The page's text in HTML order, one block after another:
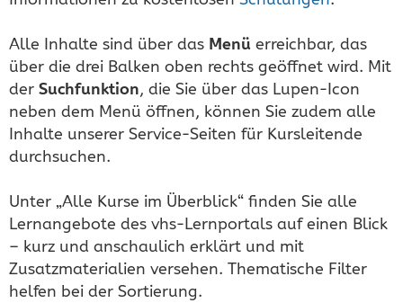
Alle Inhalte sind über das Menü erreichbar, das
über die drei Balken oben rechts geöffnet wird. Mit
der Suchfunktion, die Sie über das Lupen-Icon
neben dem Menü öffnen, können Sie zudem alle
Inhalte unserer Service-Seiten für Kursleitende
durchsuchen.
Unter „Alle Kurse im Überblick“ finden Sie alle
Lernangebote des vhs-Lernportals auf einen Blick
– kurz und anschaulich erklärt und mit
Zusatzmaterialien versehen. Thematische Filter
helfen bei der Sortierung.